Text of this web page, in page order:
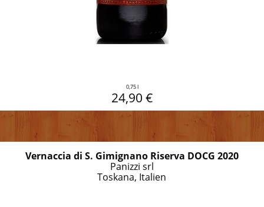
0,75 l
24,90 €
Vernaccia di S. Gimignano Riserva DOCG 2020
Panizzi srl
Toskana, Italien